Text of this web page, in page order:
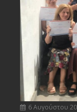
6 Αυγούστου